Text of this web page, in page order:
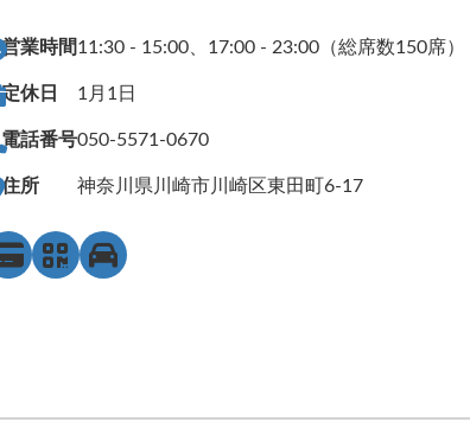
営業時間11:30 - 15:00、17:00 - 23:00（総席数150席）
定休日 1月1日
電話番号050-5571-0670
住所 神奈川県川崎市川崎区東田町6-17